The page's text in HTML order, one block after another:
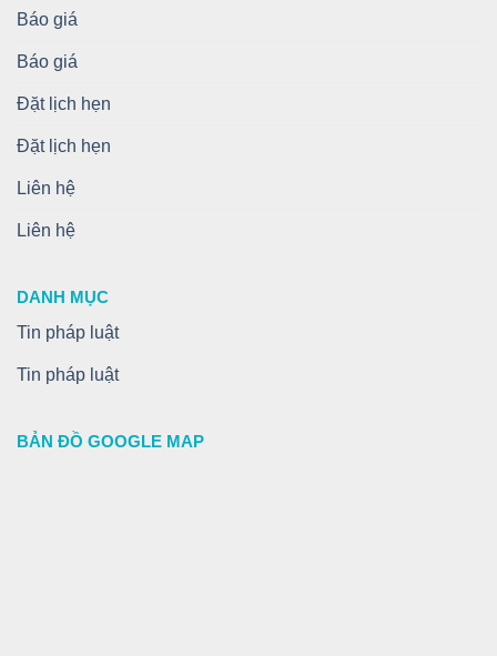
Báo giá
Báo giá
Đặt lịch hẹn
Đặt lịch hẹn
Liên hệ
Liên hệ
DANH MỤC
Tin pháp luật
Tin pháp luật
BẢN ĐỒ GOOGLE MAP